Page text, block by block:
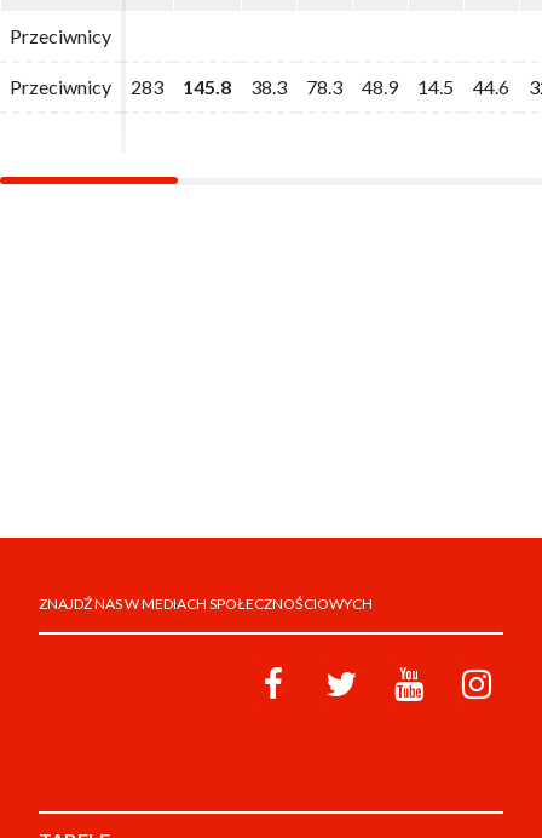
Przeciwnicy
Przeciwnicy 283 145.8 38.3 78.3 48.9 14.5 44.6
Przeciwnicy
Przeciwnicy 283 145.8 38.3 78.3 48.9 14.5 44.6
ZNAJDŹ NAS W MEDIACH SPOŁECZNOŚCIOWYCH